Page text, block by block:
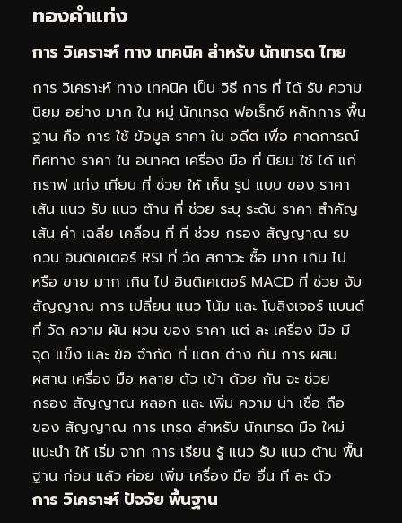
ทองคำแท่ง
การ วิเคราะห์ ทาง เทคนิค สำหรับ นักเทรด ไทย
การ วิเคราะห์ ทาง เทคนิค เป็น วิธี การ ที่ ได้ รับ ความ
นิยม อย่าง มาก ใน หมู่ นักเทรด ฟอเร็กซ์ หลักการ พื้น
ฐาน คือ การ ใช้ ข้อมูล ราคา ใน อดีต เพื่อ คาดการณ์
ทิศทาง ราคา ใน อนาคต เครื่อง มือ ที่ นิยม ใช้ ได้ แก่
กราฟ แท่ง เทียน ที่ ช่วย ให้ เห็น รูป แบบ ของ ราคา
เส้น แนว รับ แนว ต้าน ที่ ช่วย ระบุ ระดับ ราคา สำคัญ
เส้น ค่า เฉลี่ย เคลื่อน ที่ ที่ ช่วย กรอง สัญญาณ รบ
กวน อินดิเคเตอร์ RSI ที่ วัด สภาวะ ซื้อ มาก เกิน ไป
หรือ ขาย มาก เกิน ไป อินดิเคเตอร์ MACD ที่ ช่วย จับ
สัญญาณ การ เปลี่ยน แนว โน้ม และ โบลิงเจอร์ แบนด์
ที่ วัด ความ ผัน ผวน ของ ราคา แต่ ละ เครื่อง มือ มี
จุด แข็ง และ ข้อ จำกัด ที่ แตก ต่าง กัน การ ผสม
ผสาน เครื่อง มือ หลาย ตัว เข้า ด้วย กัน จะ ช่วย
กรอง สัญญาณ หลอก และ เพิ่ม ความ น่า เชื่อ ถือ
ของ สัญญาณ การ เทรด สำหรับ นักเทรด มือ ใหม่
แนะนำ ให้ เริ่ม จาก การ เรียน รู้ แนว รับ แนว ต้าน พื้น
ฐาน ก่อน แล้ว ค่อย เพิ่ม เครื่อง มือ อื่น ที ละ ตัว
การ วิเคราะห์ ปัจจัย พื้นฐาน